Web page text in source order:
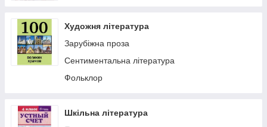
Художня література
Зарубіжна проза
Сентиментальна література
Фольклор
Шкільна література